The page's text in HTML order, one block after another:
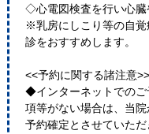
◇心電図検査を行い心臓
※乳房にしこり等の自覚
診をおすすめします。
<<予約に関する諸注意>>
◆インターネットでのご
項等がない場合は、当
予約確定とさせていただ